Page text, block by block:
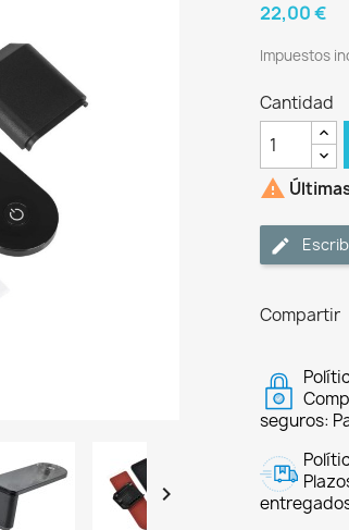

22,00 €
Impuestos
Cantidad

Compartir
seguros: